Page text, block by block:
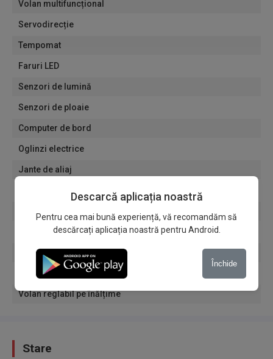
Volan multifuncțional
Servodirecție
Tempomat
Faruri LED
Senzori de lumină
Senzori de ploaie
Computer de bord
Oglinzi electrice
Jante de aliaj
Sistem Start/Stop
Încărcare wireless a telefonului mobil
Scaune reglabile pe înălțime
Volan reglabil pe înălțime
Stare
Descarcă aplicația noastră
Pentru cea mai bună experiență, vă recomandăm să
descărcați aplicația noastră pentru Android.
Închide